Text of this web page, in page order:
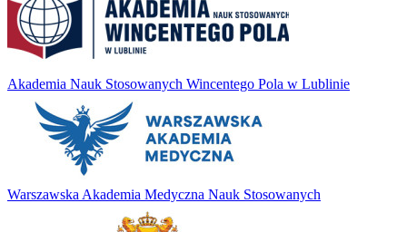
Akademia Nauk Stosowanych Wincentego Pola w Lublinie
Warszawska Akademia Medyczna Nauk Stosowanych